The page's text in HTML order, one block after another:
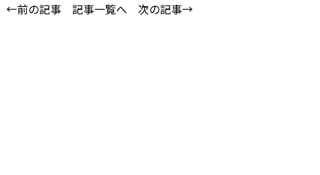
←前の記事 記事一覧へ 次の記事→